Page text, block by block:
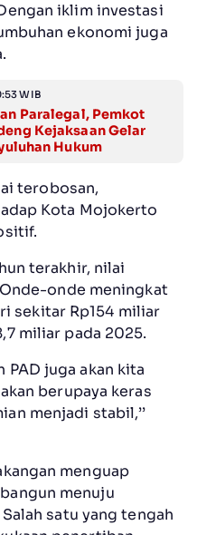
iklim investasi
ekonomi juga
WIB
Paralegal, Pemkot
Kejaksaan Gelar
Hukum
terobosan,
Kota Mojokerto
terakhir, nilai
onde meningkat
sekitar Rp154 miliar
miliar pada 2025.
PAD juga akan kita
berupaya keras
menjadi stabil,’’
menguap
menuju
satu yang tengah